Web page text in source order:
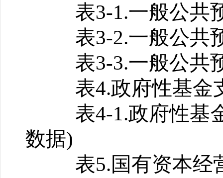
表3-1.一般公共
表3-2.一般公共
表3-3.一般公共
表4.政府性基金
表4-1.政府性基
数据)
表5.国有资本经